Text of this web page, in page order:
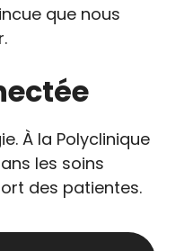
que nous
À la Polyclinique
les soins
des patientes.